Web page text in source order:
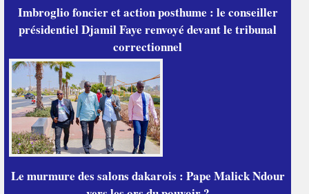
Imbroglio foncier et action posthume : le conseiller
présidentiel Djamil Faye renvoyé devant le tribunal
correctionnel
Le murmure des salons dakarois : Pape Malick Ndour